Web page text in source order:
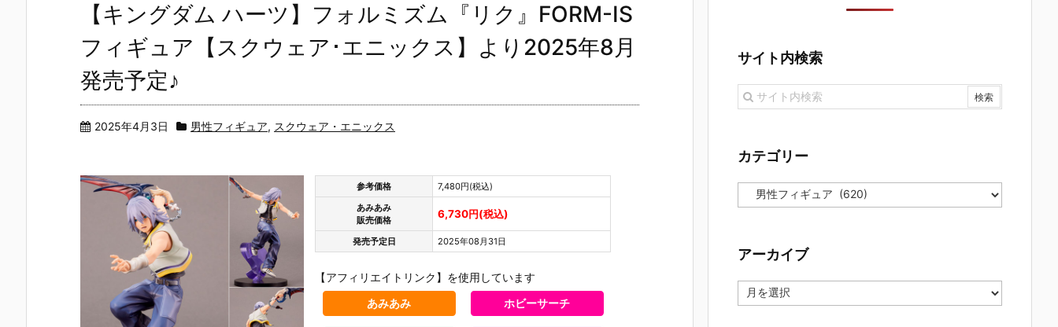
【キングダム ハーツ】フォルミズム『リク』FORM-IS
フィギュア【スクウェア･エニックス】より2025年8月
発売予定♪
2025年4月3日 男性フィギュア, スクウェア・エニックス
参考価格
7,480円(税込)
あみあみ
販売価格
6,730円(税込)
発売予定日 2025年08月31日
【アフィリエイトリンク】を使用しています
あみあみ
ホビーサーチ
サイト内検索
カテゴリー
テ
ー
アーカイブ
ー